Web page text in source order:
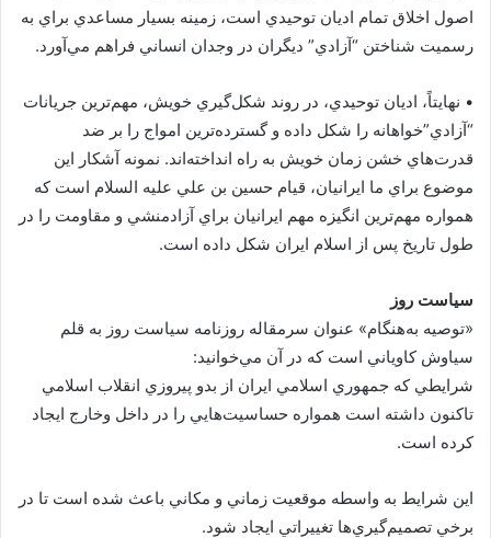
اصول اخلاق تمام اديان توحيدي است، زمينه‌ بسيار مساعدي براي به
رسميت شناختن “آزادي” ديگران در وجدان انساني فراهم مي‌آورد.
•‏ نهايتاً، اديان توحيدي، در روند شکل‌گيري خويش، مهم‌ترين جريانات
“آزادي”‌خواهانه را شکل داده و گسترده‌ترين امواج را بر ضد
قدرت‌هاي خشن زمان خويش به راه انداخته‌اند. نمونه‌ آشکار اين
موضوع براي ما ايرانيان، قيام حسين بن علي عليه السلام است که
همواره مهم‌ترين انگيزه‌ مهم ايرانيان براي آزادمنشي و مقاومت را در
طول تاريخ پس از اسلام ايران شکل داده است.
‏سياست روز
«توصيه به‌هنگام» عنوان سرمقاله روزنامه سياست روز به قلم
سياوش كاوياني است كه در آن مي‌خوانيد:
شرايطي که جمهوري اسلامي ايران از بدو پيروزي انقلاب اسلامي
تاکنون داشته است همواره حساسيت‌هايي را در داخل وخارج ايجاد
کرده است.
اين شرايط به واسطه موقعيت‌ زماني و مکاني باعث شده است تا در
برخي تصميم‌گيري‌ها تغييراتي ايجاد شود.